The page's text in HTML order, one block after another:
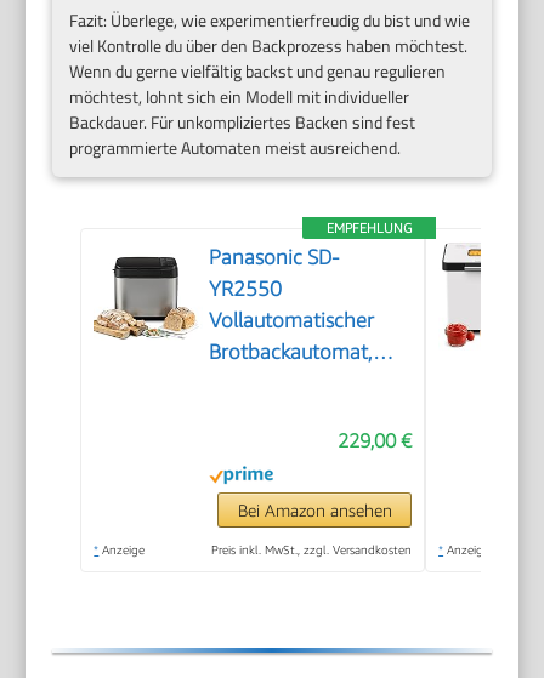
Fazit: Überlege, wie experimentierfreudig du bist und wie
viel Kontrolle du über den Backprozess haben möchtest.
Wenn du gerne vielfältig backst und genau regulieren
möchtest, lohnt sich ein Modell mit individueller
Backdauer. Für unkompliziertes Backen sind fest
programmierte Automaten meist ausreichend.
EMPFEHLUNG
Panasonic SD-
YR2550
Vollautomatischer
Brotbackautomat,
und Hefespender, 31
automatische
Programme, zwei
Temperatursensoren,
229,00 €
Bei Amazon ansehen
* Anzeige Preis inkl. MwSt., zzgl. Versandkosten * Anzeige